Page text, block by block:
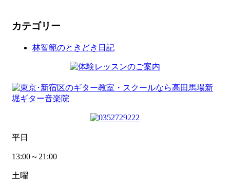
カテゴリー
林智範のときどき日記
平日
13:00～21:00
土曜